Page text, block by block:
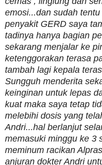
emosi...dan sudah
penyakit GERD saya
tadinya hanya bagian
sekarang menjalar ke
ketenggorakan terasa
tambah lagi kepala
Sungguh menderita
keinginan untuk lepas
kuat maka saya tetap
melebihi dosis yang
Andri...hal berlanjut
memasuki minggu ke 3
meminum racikan
anjuran dokter Andri